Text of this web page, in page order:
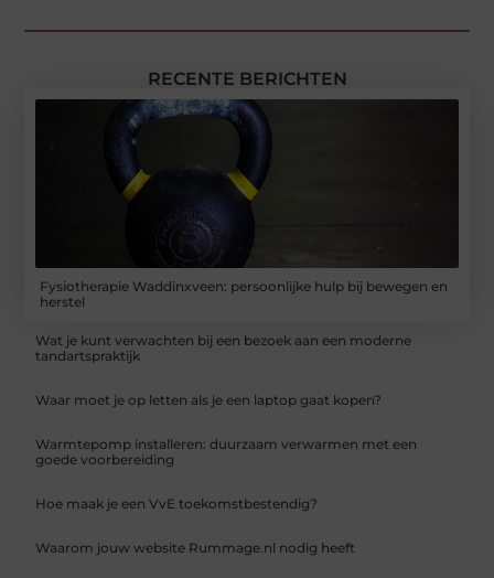
RECENTE BERICHTEN
Fysiotherapie Waddinxveen: persoonlijke hulp bij bewegen en
herstel
Wat je kunt verwachten bij een bezoek aan een moderne
tandartspraktijk
Waar moet je op letten als je een laptop gaat kopen?
Warmtepomp installeren: duurzaam verwarmen met een
goede voorbereiding
Hoe maak je een VvE toekomstbestendig?
Waarom jouw website Rummage.nl nodig heeft